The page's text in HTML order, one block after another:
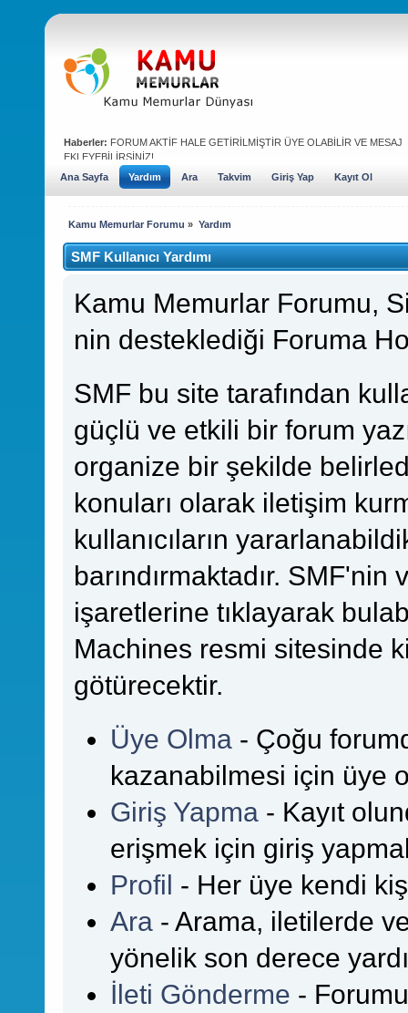
Haberler: FORUM AKTİF HALE GETİRİLMİŞTİR ÜYE OLABİLİR VE MESAJ
EKLEYEBİLİRSİNİZ!
Ana Sayfa
Yardım Ara Takvim Giriş Yap Kayıt Ol
Kamu Memurlar Forumu » Yardım
SMF Kullanıcı Yardımı
Kamu Memurlar Forumu,
nin desteklediği Foruma
SMF bu site tarafından
güçlü ve etkili bir forum
organize bir şekilde
konuları olarak iletişim
kullanıcıların
barındırmaktadır.
işaretlerine tıklayarak
Machines resmi sitesinde
götürecektir.
Üye Olma - Çoğu
kazanabilmesi için üye
Giriş Yapma - Kayıt
erişmek için giriş
Profil - Her üye kendi
Ara - Arama, iletilerde
yönelik son derece
İleti Gönderme -